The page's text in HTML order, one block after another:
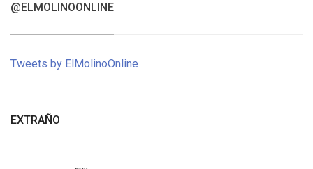
@ELMOLINOONLINE
Tweets by ElMolinoOnline
EXTRAÑO